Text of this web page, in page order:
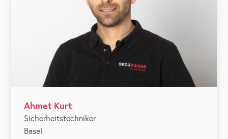
Ahmet Kurt
Sicherheitstechniker
Basel